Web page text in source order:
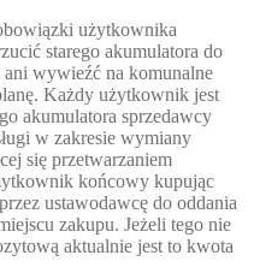
użytkownika
starego akumulatora do
wywieźć na komunalne
Każdy użytkownik jest
akumulatora sprzedawcy
w zakresie wymiany
się przetwarzaniem
końcowy kupując
ustawodawcę do oddania
zakupu. Jeżeli tego nie
aktualnie jest to kwota